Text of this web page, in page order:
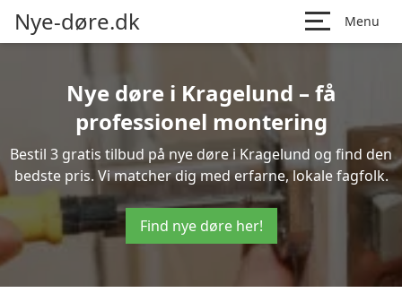
Nye-døre.dk Menu
Nye døre i Kragelund – få
professionel montering
Bestil 3 gratis tilbud på nye døre i Kragelund og find den
bedste pris. Vi matcher dig med erfarne, lokale fagfolk.
Find nye døre her!